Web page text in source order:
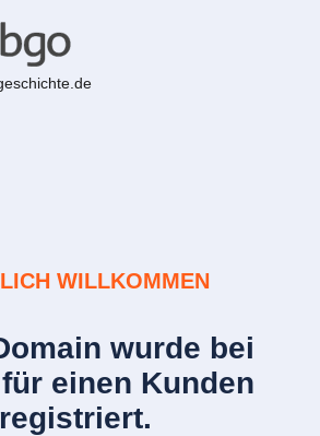
WILLKOMMEN
wurde bei
einen Kunden
registriert.